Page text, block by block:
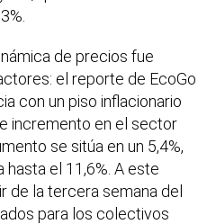
de precios fue
el reporte de EcoGo
con un piso inflacionario
incremento en el sector
se sitúa en un 5,4%,
hasta el 11,6%. A este
de la tercera semana del
para los colectivos